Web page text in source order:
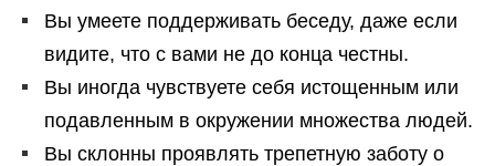
Вы умеете поддерживать беседу, даже если
видите, что с вами не до конца честны.
Вы иногда чувствуете себя истощенным или
подавленным в окружении множества людей.
Вы склонны проявлять трепетную заботу о